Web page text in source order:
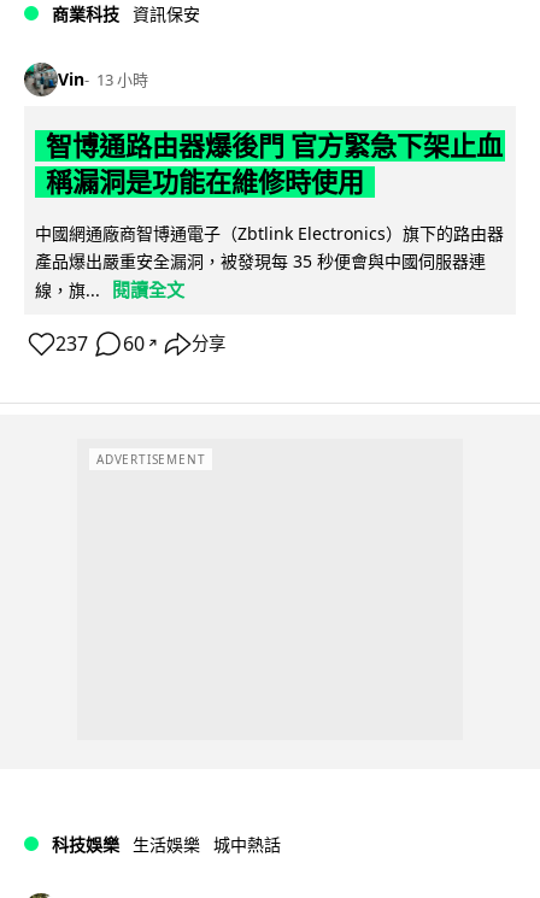
商業科技 資訊保安
Vin 13 小時
智博通路由器爆後門 官方緊急下架止血
稱漏洞是功能在維修時使用
中國網通廠商智博通電子（Zbtlink Electronics）旗下的路由器
產品爆出嚴重安全漏洞，被發現每 35 秒便會與中國伺服器連
線，旗...
閱讀全文
237 60 ↗ 分享
ADVERTISEMENT
科技娛樂 生活娛樂 城中熱話